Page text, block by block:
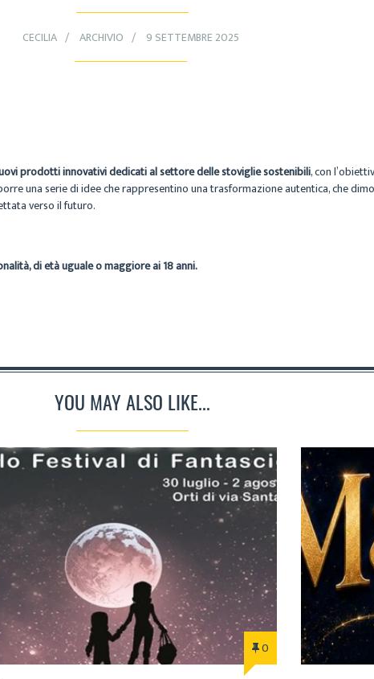
CECILIA ARCHIVIO 9 SETTEMBRE 2025
prodotti innovativi dedicati al settore delle stoviglie sostenibili, con
una serie di idee che rappresentino una trasformazione autentica, che
verso il futuro.
di età uguale o maggiore ai 18 anni.
YOU MAY ALSO LIKE...
0